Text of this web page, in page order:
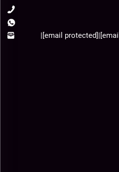
|
[email protected]
|